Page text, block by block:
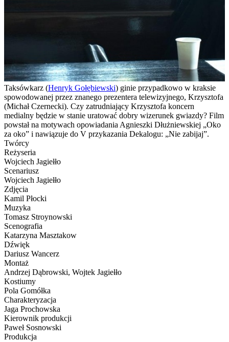
Taksówkarz (Henryk Gołębiewski) ginie przypadkowo w kraksie
spowodowanej przez znanego prezentera telewizyjnego, Krzysztofa
(Michał Czernecki). Czy zatrudniający Krzysztofa koncern
medialny będzie w stanie uratować dobry wizerunek gwiazdy? Film
powstał na motywach opowiadania Agnieszki Dłużniewskiej „Oko
za oko” i nawiązuje do V przykazania Dekalogu: „Nie zabijaj”.
Twórcy
Reżyseria
Wojciech Jagiełło
Scenariusz
Wojciech Jagiełło
Zdjęcia
Kamil Płocki
Muzyka
Tomasz Stroynowski
Scenografia
Katarzyna Masztakow
Dźwięk
Dariusz Wancerz
Montaż
Andrzej Dąbrowski, Wojtek Jagiełło
Kostiumy
Pola Gomółka
Charakteryzacja
Jaga Prochowska
Kierownik produkcji
Paweł Sosnowski
Produkcja